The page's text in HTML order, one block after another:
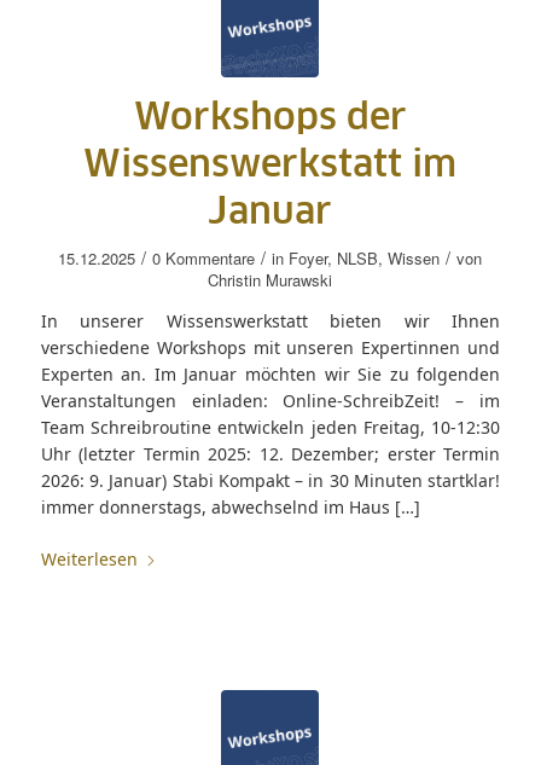
Workshops der
Wissenswerkstatt im
Januar
15.12.2025 / 0 Kommentare / in Foyer, NLSB,Wissen / von
Christin Murawski
In unserer Wissenswerkstatt bieten wir Ihnen
verschiedene Workshops mit unseren Expertinnen und
Experten an. Im Januar möchten wir Sie zu folgenden
Veranstaltungen einladen: Online-SchreibZeit! – im
Team Schreibroutine entwickeln jeden Freitag, 10-12:30
Uhr (letzter Termin 2025: 12. Dezember; erster Termin
2026: 9. Januar) Stabi Kompakt – in 30 Minuten startklar!
immer donnerstags, abwechselnd im Haus […]
Weiterlesen